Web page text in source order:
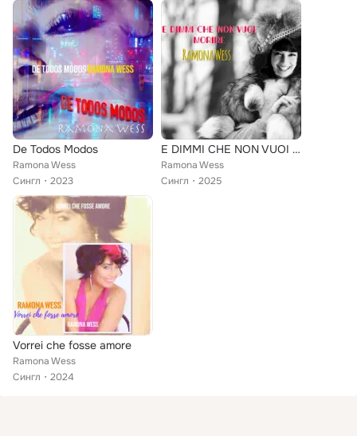
De Todos Modos
Ramona Wess
Сингл
2023
E DIMMI CHE NON VUOI MORIRE
Ramona Wess
Сингл
2025
Vorrei che fosse amore
Ramona Wess
Сингл
2024